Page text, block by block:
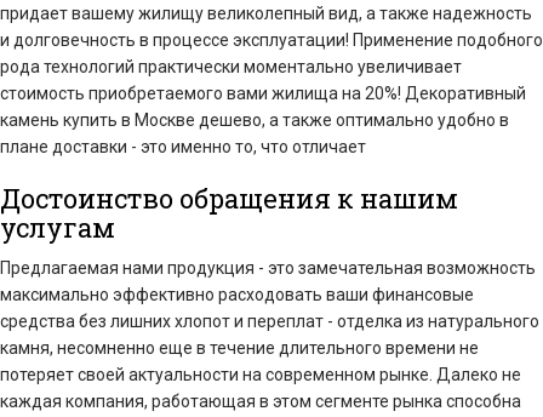
придает вашему жилищу великолепный вид, а также надежность
и долговечность в процессе эксплуатации! Применение подобного
рода технологий практически моментально увеличивает
стоимость приобретаемого вами жилища на 20%! Декоративный
камень купить в Москве дешево, а также оптимально удобно в
плане доставки - это именно то, что отличает
Достоинство обращения к нашим
услугам
Предлагаемая нами продукция - это замечательная возможность
максимально эффективно расходовать ваши финансовые
средства без лишних хлопот и переплат - отделка из натурального
камня, несомненно еще в течение длительного времени не
потеряет своей актуальности на современном рынке. Далеко не
каждая компания, работающая в этом сегменте рынка способна